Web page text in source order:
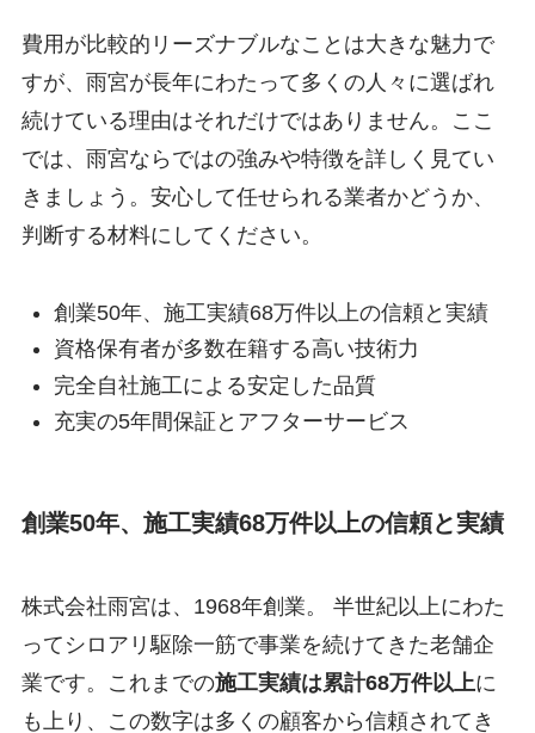
費用が比較的リーズナブルなことは大きな魅力で
すが、雨宮が長年にわたって多くの人々に選ばれ
続けている理由はそれだけではありません。ここ
では、雨宮ならではの強みや特徴を詳しく見てい
きましょう。安心して任せられる業者かどうか、
判断する材料にしてください。
創業50年、施工実績68万件以上の信頼と実績
資格保有者が多数在籍する高い技術力
完全自社施工による安定した品質
充実の5年間保証とアフターサービス
創業50年、施工実績68万件以上の信頼と実績
株式会社雨宮は、1968年創業。 半世紀以上にわた
ってシロアリ駆除一筋で事業を続けてきた老舗企
業です。これまでの施工実績は累計68万件以上に
も上り、この数字は多くの顧客から信頼されてき